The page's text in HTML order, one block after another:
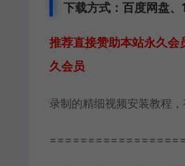
下载方式： 百度网盘、
推荐直接赞助本站永久
久会员
录制的精细视频安装教程